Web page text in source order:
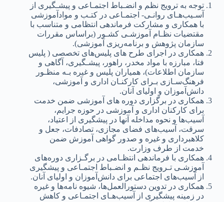
توجه‌ به‌ ترویج‌ نظم‌ و انضـباط اجتمـاعی‌ و پیشـگیری‌ از
آسـیب‌هـای‌ روانـی‌- اجتمـاعی‌ در کتـب‌ و موادآموزشی‌
با همکاری‌ و مشارکت‌ فرماندهی‌ انتظامی‌ و متناسب‌ با
مقتضیات نظـام آموزشـی‌ کشـور (براساس مقررات
سازمان پژوهش‌ و برنامه‌ریزی‌ آموزشی‌).
همکاری‌ در اجرای‌ طرح های‌ پلیس‌های‌ تخصصی‌ ( پلیس‌
فتا، مبارزه با مواد مخدر، راهور، پیشـگیری‌، آگاهی‌ و
سازمان اطلاعات)، همیاران پلیس‌ و غیره بـه‌ منظـور
فرهنگ‌سـازی‌ بـرای‌ کارکنـان اداری‌ و آموزشی‌،
دانش‌آموزان و اولیای‌ آنان.
همکاری‌ در برگزاری‌ دوره های‌ آموزشی‌ ضمن‌ خدمت‌
برای‌ کارکنان اداری‌ و آموزشی‌ در حوزه جرایم‌،
آسیب‌ها و نحوه مداخله‌ آنها در پیشگیری‌ از اعتیاد،
سرقت‌، آسیب‌های‌ فضای‌ مجازی‌، تصادفات، جعل‌ و
کلاهبرداری‌ و غیره و صدور گواهی‌ آموزش ضمن‌
خدمت‌ از طرف وزارت.
همکاری‌ با فرماندهی‌ انتظـامی‌ در برگـزاری‌ دوره‌های‌
آموزشـی‌ تـرویج‌ نظـم‌ و انضـباط اجتمـاعی‌ و پیشگیری‌
از آسیب‌های‌ اجتماعی‌ برای‌ دانش‌آموزان و اولیای‌ آنان.
همکاری‌ در تدوین‌ دستورالعمل‌ها، شیوه نامه‌ها و غیره
در زمینه‌ پیشگیری‌ از آسیب‌هـای‌ اجتمـاعی‌ و کاهش‌